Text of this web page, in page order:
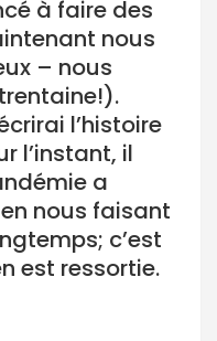
à faire des
nous
– nous
l’histoire
l’instant, il
a
nous faisant
c’est
est ressortie.